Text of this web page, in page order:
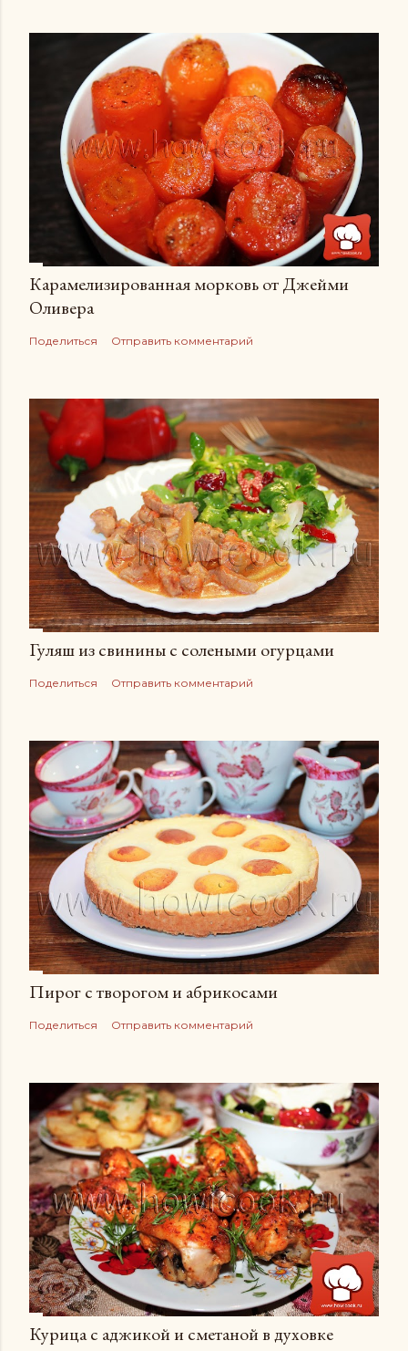
Карамелизированная морковь от Джейми
Оливера
Поделиться Отправить комментарий
Гуляш из свинины с солеными огурцами
Поделиться Отправить комментарий
Пирог с творогом и абрикосами
Поделиться Отправить комментарий
Курица с аджикой и сметаной в духовке